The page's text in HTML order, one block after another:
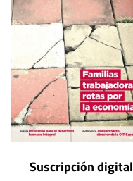
Suscripción digital